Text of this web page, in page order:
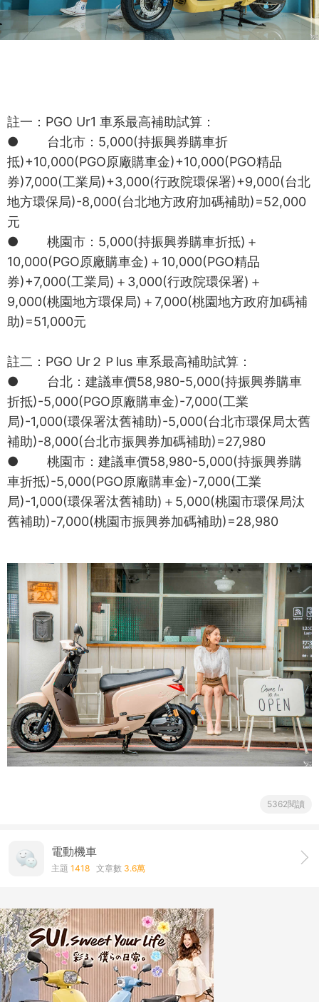
註一：PGO Ur1 車系最高補助試算：
● 台北市：5,000(持振興券購車折
抵)+10,000(PGO原廠購車金)+10,000(PGO精品
券)7,000(工業局)+3,000(行政院環保署)+9,000(台北
地方環保局)-8,000(台北地方政府加碼補助)=52,000
元
● 桃園市：5,000(持振興券購車折抵)＋
10,000(PGO原廠購車金)＋10,000(PGO精品
券)+7,000(工業局)＋3,000(行政院環保署)＋
9,000(桃園地方環保局)＋7,000(桃園地方政府加碼補
助)=51,000元
註二：PGO Ur２Ｐlus 車系最高補助試算：
● 台北：建議車價58,980-5,000(持振興券購車
折抵)-5,000(PGO原廠購車金)-7,000(工業
局)-1,000(環保署汰舊補助)-5,000(台北市環保局太舊
補助)-8,000(台北市振興券加碼補助)=27,980
● 桃園市：建議車價58,980-5,000(持振興券購
車折抵)-5,000(PGO原廠購車金)-7,000(工業
局)-1,000(環保署汰舊補助)＋5,000(桃園市環保局汰
舊補助)-7,000(桃園市振興券加碼補助)=28,980
5362閱讀
電動機車
主題 1418 文章數 3.6萬